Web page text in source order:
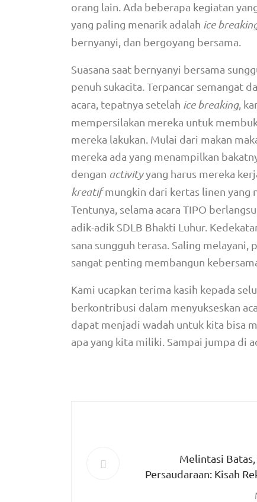
orang lain. Ada beberapa kegiatan
yang paling menarik adalah ice
bernyanyi, dan bergoyang bersama.
Suasana saat bernyanyi bersama
penuh sukacita. Terpancar semangat
acara, tepatnya setelah ice breaking,
mempersilakan mereka untuk
mereka lakukan. Mulai dari makan
mereka ada yang menampilkan
dengan activityyang harus mereka
kreatifmungkin dari kertas linen yang
Tentunya, selama acara TIPO
adik-adik SDLB Bhakti Luhur.
sana sungguh terasa. Saling
sangat penting membangun
Kami ucapkan terima kasih kepada
berkontribusi dalam menyukseskan
dapat menjadi wadah untuk kita bisa
apa yang kita miliki. Sampai jumpa di
Melintasi
Persaudaraan: Kisah